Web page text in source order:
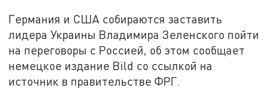
Германия и США собираются заставить
лидера Украины Владимира Зеленского пойти
на переговоры с Россией, об этом сообщает
немецкое издание Bild со ссылкой на
источник в правительстве ФРГ.